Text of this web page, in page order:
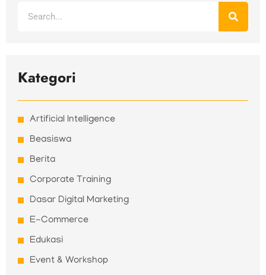
Kategori
Artificial Intelligence
Beasiswa
Berita
Corporate Training
Dasar Digital Marketing
E-Commerce
Edukasi
Event & Workshop